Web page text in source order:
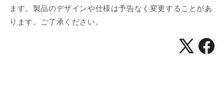
ます。製品のデザインや仕様は予告なく変更することがあ
ります。ご了承ください。
X（Twitter